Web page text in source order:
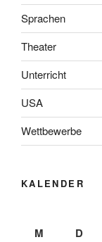
Sprachen
Theater
Unterricht
USA
Wettbewerbe
KALENDER
M D